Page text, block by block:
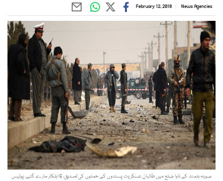
News Agencies
February 12, 2018
صوبہ ہلمند کے ناوا ضلع میں طالبان عسکریت پسندوں کے حملوں کی تصدیق، 6 اہلکار مارے گئے، پولیس